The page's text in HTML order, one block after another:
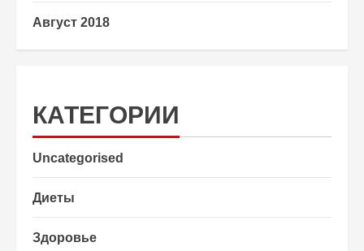
Август 2018
КАТЕГОРИИ
Uncategorised
Диеты
Здоровье